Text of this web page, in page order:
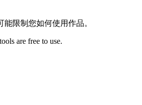
能限制您如何使用作品。
are free to use.